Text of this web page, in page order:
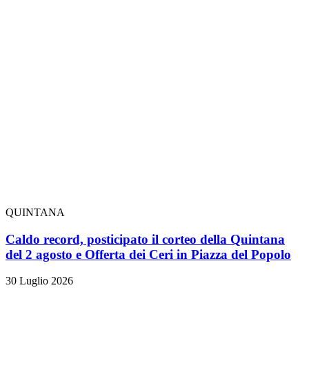
QUINTANA
Caldo record, posticipato il corteo della Quintana
del 2 agosto e Offerta dei Ceri in Piazza del Popolo
30 Luglio 2026